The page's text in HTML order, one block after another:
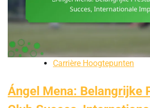
Carrière Hoogtepunten
Ángel Mena: Belangrijke